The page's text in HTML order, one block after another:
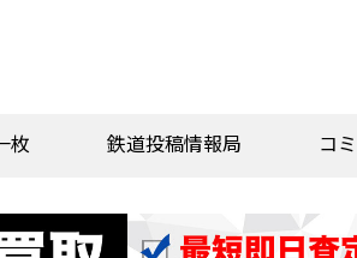
枚 鉄道投稿情報局 コ